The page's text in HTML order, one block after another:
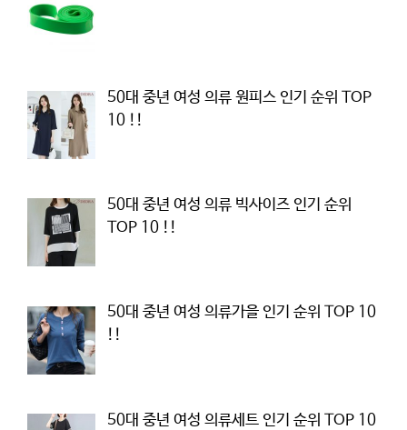
50대 중년 여성 의류 원피스 인기 순위 TOP
10 !!
50대 중년 여성 의류 빅사이즈 인기 순위
TOP 10 !!
50대 중년 여성 의류가을 인기 순위 TOP 10
!!
50대 중년 여성 의류세트 인기 순위 TOP 10